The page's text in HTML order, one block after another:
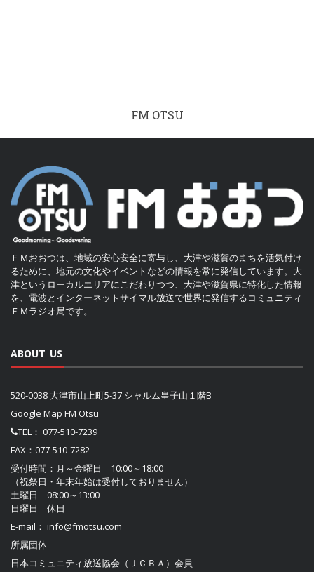
FM OTSU
ＦＭおおつは、地域の安心安全に寄与し、大津や滋賀のまちを活気付け
るために、地元の文化やイベントなどの情報を常に発信しています。大
津というローカルエリアにこだわりつつ、大津や滋賀県に特化した情報
を、電波とインターネットサイマル放送で世界に発信するコミュニティ
ＦＭラジオ局です。
ABOUT US
520-0038 大津市山上町5-37 シャルム皇子山１階B
Google Map FM Otsu
TEL： 077-510-7239
FAX：077-510-7282
受付時間：月～金曜日 10:00～18:00
（祝祭日・年末年始は受付しておりません）
土曜日 08:00～13:00
日曜日 休日
E-mail： info@fmotsu.com
所属団体
日本コミュニティ放送協会（ＪＣＢＡ） 会員